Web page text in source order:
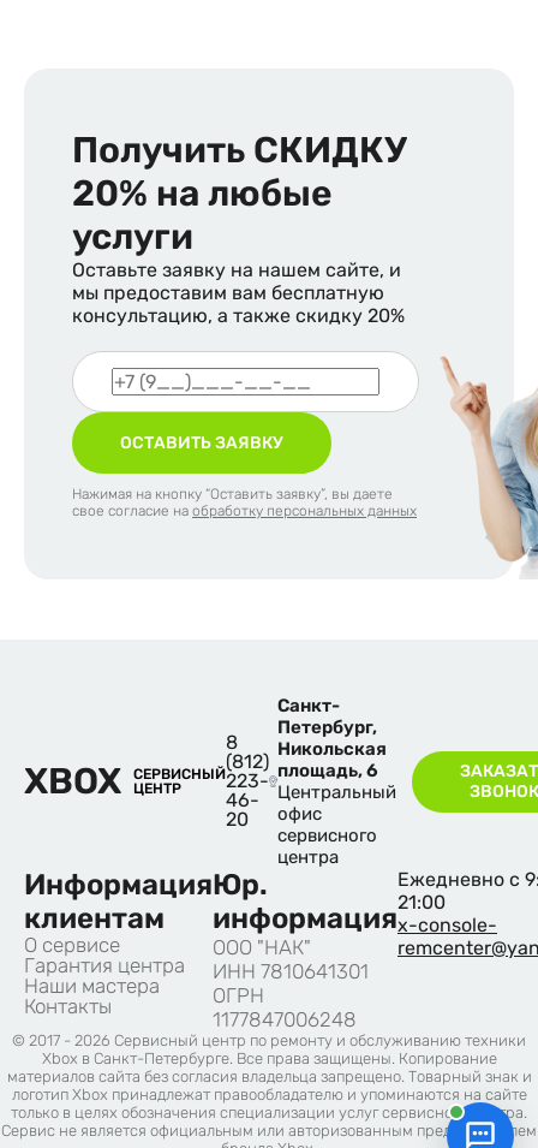
Получить СКИДКУ
20% на любые
услуги
Оставьте заявку на нашем сайте, и
мы предоставим вам бесплатную
консультацию, а также скидку 20%
ОСТАВИТЬ ЗАЯВКУ
Нажимая на кнопку “Оставить заявку”, вы даете
свое согласие на обработку персональных данных
XBOX
СЕРВИСНЫЙ
ЦЕНТР
8
(812)
223-
46-
20
Санкт-
Петербург,
Никольская
площадь, 6
Центральный
офис
сервисного
центра
ЗВОНОК
Информация
клиентам
О сервисе
Гарантия центра
Наши мастера
Контакты
Юр.
информация
ООО "НАК"
ИНН 7810641301
ОГРН
1177847006248
Ежедневно с
21:00
x-console-
© 2017 - 2026 Сервисный центр по ремонту и обслуживанию техники
Xbox в Санкт-Петербурге. Все права защищены. Копирование
материалов сайта без согласия владельца запрещено. Товарный знак и
логотип Xbox принадлежат правообладателю и упоминаются на сайте
только в целях обозначения специализации услуг сервисного центра.
Сервис не является официальным или авторизованным представителем